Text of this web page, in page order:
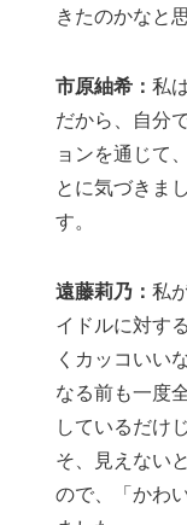
きたのかなと
市原紬希： 私
だから、自分
ョンを通じて
とに気づきま
す。
遠藤莉乃： 私
イドルに対す
くカッコいい
なる前も一度
しているだけ
そ、見えない
ので、「かわ